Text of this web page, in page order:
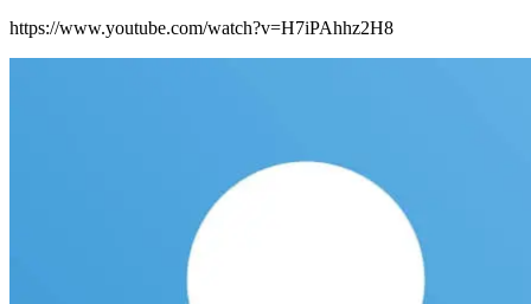
https://www.youtube.com/watch?v=H7iPAhhz2H8